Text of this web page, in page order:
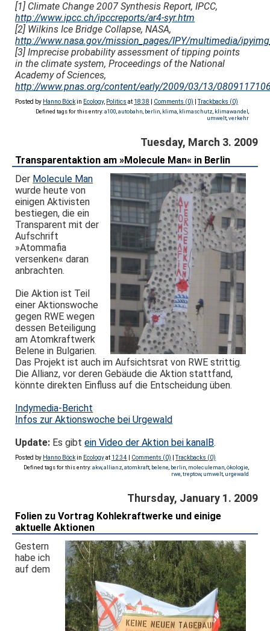
[1] Climate Change 2007 Synthesis Report, IPCC,
http://www.ipcc.ch/ipccreports/ar4-syr.htm
[2] Wilkins Ice Bridge Collapse, NASA,
http://www.nasa.gov/mission_pages/IPY/multimedia/
[3] Imprecise probability assessment of tipping points
in the climate system, Proceedings of the National
Academy of Sciences,
http://www.pnas.org/content/early/2009/03/13/
Posted by Hanno Böckin Ecology, Politics at 18:38 Comments (0) |Trackbacks (0)
Defined tags for this entry:a100 autobahn berlin klima klimaschutz klimawandel
umwelt, verkehr
Tuesday, March 3. 2009
Transparentaktion am »Molecule Man« in Berlin
Der Molecule Man
wurde heute von
einigen Aktivisten
bestiegen, die ein
Transparent mit der
Aufschrift
»Atommafia
versenken« daran
anbrachten.
Die Aktion ist Teil
einer Aktionswoche
gegen RWE wegen
dessen Beteiligung
am Atomkraftwerk
Belene in Bulgarien.
Das Projekt ist auch im Aufsichtsrat von RWE strittig.
Die Allianz, vor deren Gebäude die Aktion stattfand,
könnte direkten Einfluss auf die Entscheidung üben.
Indymedia-Bericht
Infos zur Aktionswoche bei Urgewald
Update: Es gibtein Video der Aktion bei kanalB.
Posted by Hanno Böckin Ecologyat 12:34 Comments (0) |Trackbacks (0)
Defined tags for this entry:akw,allianz atomkraft, belene berlin moleculeman ökologie
rwe treptow, umwelt, urgewald
Thursday, January 1. 2009
Folien zu Vortrag Kohlekraftwerke und einige
aktuelle Aktionen
Gestern
habe ich
auf dem